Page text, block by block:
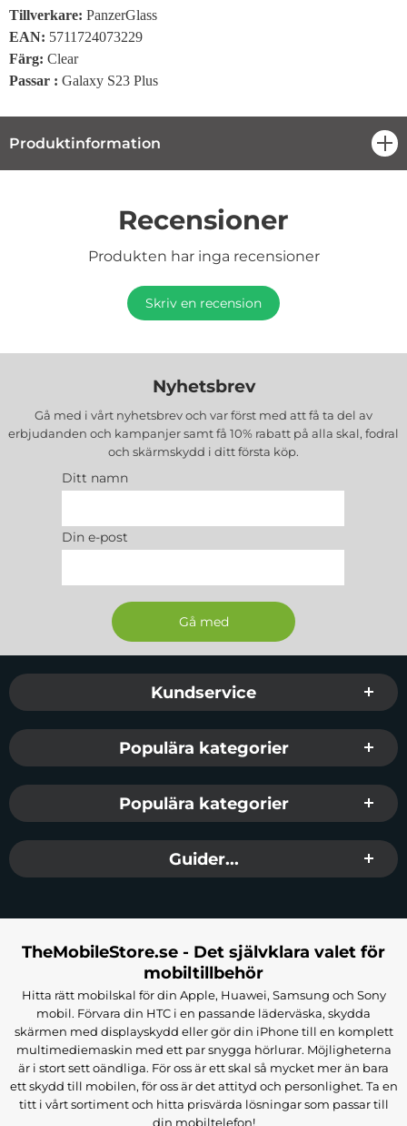
Tillverkare: PanzerGlass
EAN: 5711724073229
Färg: Clear
Passar : Galaxy S23 Plus
Produktinformation
Recensioner
Produkten har inga recensioner
Skriv en recension
Nyhetsbrev
Gå med i vårt nyhetsbrev och var först med att få ta del av
erbjudanden och kampanjer samt få 10% rabatt på alla skal, fodral
och skärmskydd i ditt första köp.
Ditt namn
Din e-post
Sidfot Blandad info och länkar
Kundservice
Populära kategorier
Populära kategorier
Guider...
TheMobileStore.se - Det självklara valet för
mobiltillbehör
Hitta rätt mobilskal för din Apple, Huawei, Samsung och Sony
mobil. Förvara din HTC i en passande läderväska, skydda
skärmen med displayskydd eller gör din iPhone till en komplett
multimediemaskin med ett par snygga hörlurar. Möjligheterna
är i stort sett oändliga. För oss är ett skal så mycket mer än bara
ett skydd till mobilen, för oss är det attityd och personlighet. Ta en
titt i vårt sortiment och hitta prisvärda lösningar som passar till
din mobiltelefon!